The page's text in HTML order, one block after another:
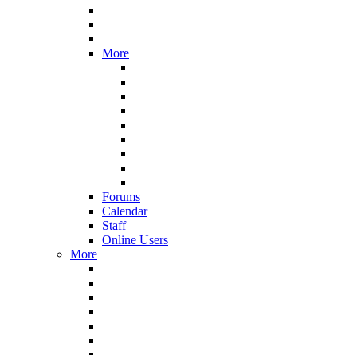
More
Forums
Calendar
Staff
Online Users
More